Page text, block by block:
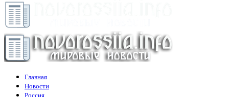
Главная
Новости
Россия